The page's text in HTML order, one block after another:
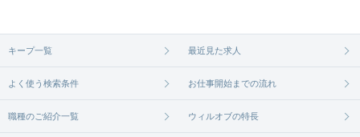
キープ一覧 最近見た求人
よく使う検索条件 お仕事開始までの流れ
職種のご紹介一覧 ウィルオブの特長